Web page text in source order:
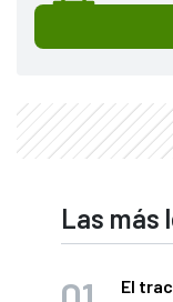
Las más
El